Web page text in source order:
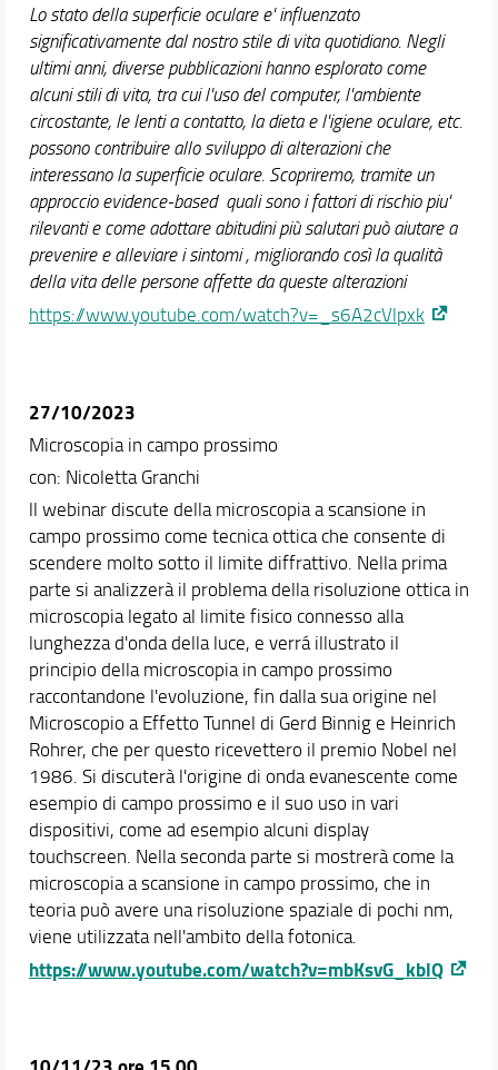
Lo stato della superficie oculare e' influenzato
significativamente dal nostro stile di vita quotidiano. Negli
ultimi anni, diverse pubblicazioni hanno esplorato come
alcuni stili di vita, tra cui l'uso del computer, l'ambiente
circostante, le lenti a contatto, la dieta e l'igiene oculare, etc.
possono contribuire allo sviluppo di alterazioni che
interessano la superficie oculare. Scopriremo, tramite un
approccio evidence-based quali sono i fattori di rischio piu'
rilevanti e come adottare abitudini più salutari può aiutare a
prevenire e alleviare i sintomi , migliorando così la qualità
della vita delle persone affette da queste alterazioni
https://www.youtube.com/watch?v=_s6A2cVlpxk
27/10/2023
Microscopia in campo prossimo
con: Nicoletta Granchi
ll webinar discute della microscopia a scansione in
campo prossimo come tecnica ottica che consente di
scendere molto sotto il limite diffrattivo. Nella prima
parte si analizzerà il problema della risoluzione ottica in
microscopia legato al limite fisico connesso alla
lunghezza d'onda della luce, e verrá illustrato il
principio della microscopia in campo prossimo
raccontandone l'evoluzione, fin dalla sua origine nel
Microscopio a Effetto Tunnel di Gerd Binnig e Heinrich
Rohrer, che per questo ricevettero il premio Nobel nel
1986. Si discuterà l'origine di onda evanescente come
esempio di campo prossimo e il suo uso in vari
dispositivi, come ad esempio alcuni display
touchscreen. Nella seconda parte si mostrerà come la
microscopia a scansione in campo prossimo, che in
teoria può avere una risoluzione spaziale di pochi nm,
viene utilizzata nell'ambito della fotonica.
https://www.youtube.com/watch?v=mbKsvG_kblQ